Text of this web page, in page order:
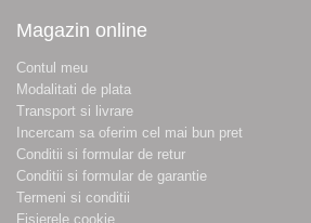
Magazin online
Contul meu
Modalitati de plata
Transport si livrare
Incercam sa oferim cel mai bun pret
Conditii si formular de retur
Conditii si formular de garantie
Termeni si conditii
Fisierele cookie